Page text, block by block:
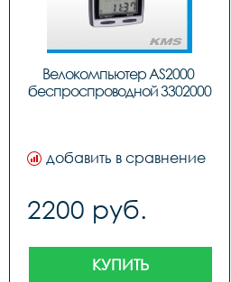
Велокомпьютер AS2000
беспроспроводной 3302000
добавить в сравнение
2200 руб.
КУПИТЬ